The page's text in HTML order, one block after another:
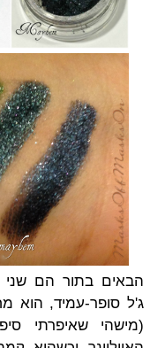
הבאים בתור הם שני
ג'ל סופר-עמיד, הוא
(מישהי שאיפרתי